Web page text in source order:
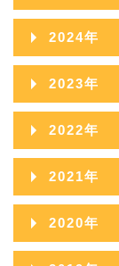
2026年07月
2026年06月
2026年05月
2026年04月
2026年03月
2026年02月
2026年01月
2025年12月
2025年11月
2025年10月
2025年09月
2025年08月
2025年07月
2025年06月
2024年
2024年12月
2024年11月
2024年10月
2024年09月
2024年08月
2024年07月
2023年
2023年12月
2023年11月
2023年10月
2023年09月
2022年
2022年12月
2022年11月
2022年10月
2021年
2021年12月
2021年11月
2020年
2020年12月